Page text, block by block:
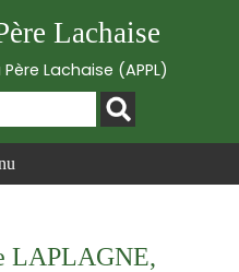
Lachaise
Lachaise (APPL)
LAPLAGNE,